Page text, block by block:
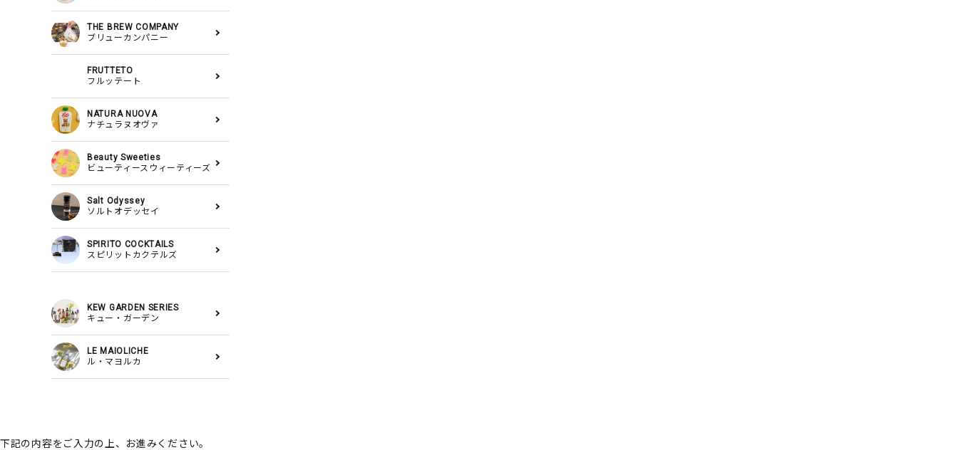
THE BREW COMPANY
ブリューカンパニー
FRUTTETO
フルッテート
NATURA NUOVA
ナチュラヌオヴァ
Beauty Sweeties
ビューティースウィーティーズ
Salt Odyssey
ソルトオデッセイ
SPIRITO COCKTAILS
スピリットカクテルズ
KEW GARDEN SERIES
キュー・ガーデン
LE MAIOLICHE
ル・マヨルカ
下記の内容をご入力の上、お進みください。